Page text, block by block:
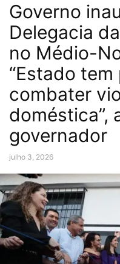
Governo
Delegacia
no Médio-
“Estado tem
combater
doméstica”,
governador
julho 3, 2026